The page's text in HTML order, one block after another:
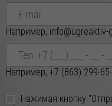
Внимание! Свежая
складе! 🔥
Уважаемые Партнёры!
ХЛОРИСТЫЙ по
цене!
Например, info@ugreaktiv-
Например, +7 (863) 299-
Нажимая кнопку